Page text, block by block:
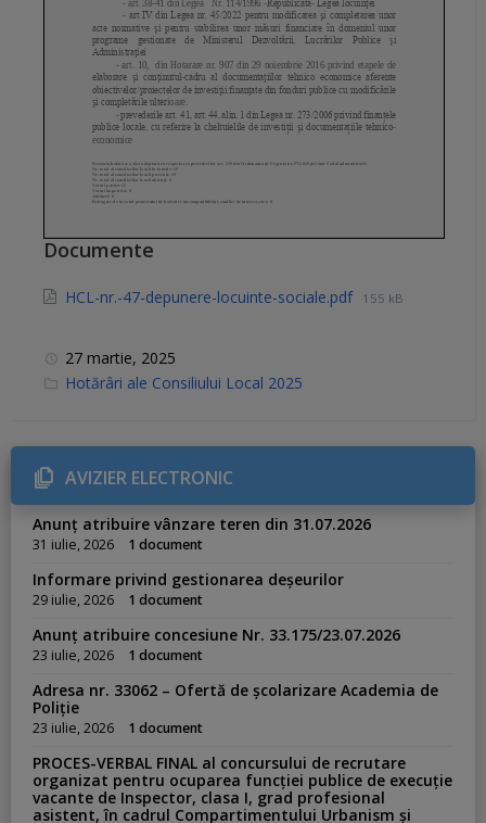
Documente
HCL-nr.-47-depunere-locuinte-sociale.pdf 155 kB
27 martie, 2025
C
r
i
e
s
Hotărâri ale Consiliului Local 2025
AVIZIER ELECTRONIC
Anunț atribuire vânzare teren din 31.07.2026
31 iulie, 2026 1 document
Informare privind gestionarea deșeurilor
29 iulie, 2026 1 document
Anunț atribuire concesiune Nr. 33.175/23.07.2026
23 iulie, 2026 1 document
Adresa nr. 33062 – Ofertă de școlarizare Academia de
Poliție
23 iulie, 2026 1 document
PROCES-VERBAL FINAL al concursului de recrutare
organizat pentru ocuparea funcției publice de execuție
vacante de Inspector, clasa I, grad profesional
asistent, în cadrul Compartimentului Urbanism și